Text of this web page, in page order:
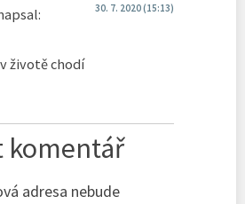
30. 7. 2020 (15:13)
životě chodí
komentář
adresa nebude